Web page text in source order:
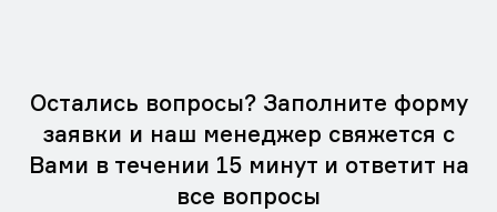
Остались вопросы? Заполните форму
заявки и наш менеджер свяжется с
Вами в течении 15 минут и ответит на
все вопросы